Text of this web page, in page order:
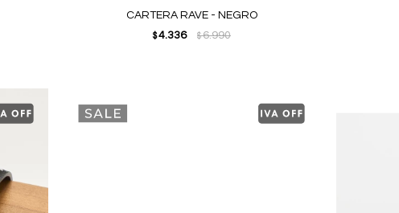
CARTERA RAVE - NEGRO
$4.336 $6.990